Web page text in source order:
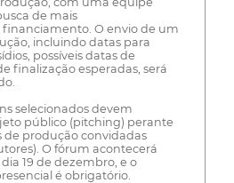
de mais
O envio de um
incluindo datas para
possíveis datas de
finalização esperadas, será
selecionados devem
público (pitching) perante
de produção convidadas
O fórum acontecerá
19 de dezembro, e o
é obrigatório.